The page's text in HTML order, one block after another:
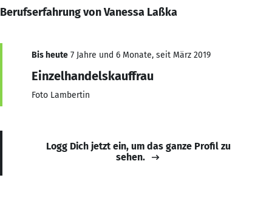
Berufserfahrung von Vanessa Laßka
Bis heute 7 Jahre und 6 Monate, seit März 2019
Einzelhandelskauffrau
Foto Lambertin
Logg Dich jetzt ein, um das ganze Profil zu
sehen.